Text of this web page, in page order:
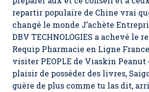
repartir populaire de Chine vrai
changé le monde J’achète
DBV TECHNOLOGIES a achevé le
Requip Pharmacie en Ligne
visiter PEOPLE de Viaskin Peanut
plaisir de posséder des livres,
guère de plus comme tu las dit,